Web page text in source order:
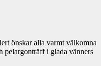
önskar alla varmt välkomna
pelargonträff i glada vänners